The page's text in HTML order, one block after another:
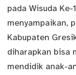
pada Wisuda Ke-
menyampaikan,
Kabupaten
diharapkan bisa
mendidik anak-